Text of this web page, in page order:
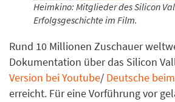
Heimkino: Mitglieder des Silicon
Erfolgsgeschichte im Film.
Rund 10 Millionen Zuschauer
Dokumentation über das Silicon
Version bei Youtube/ Deutsche
erreicht. Für eine Vorführung vor